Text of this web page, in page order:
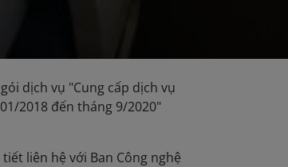
dịch vụ "Cung cấp dịch vụ
2018 đến tháng 9/2020"
liên hệ với Ban Công nghệ